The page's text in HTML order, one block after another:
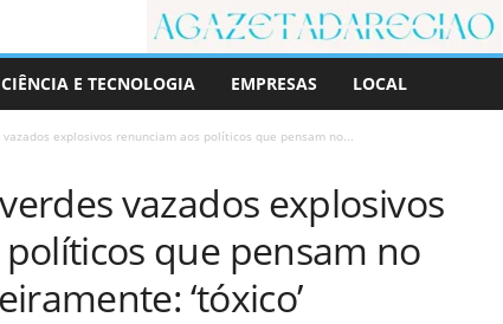
CIÊNCIA E TECNOLOGIA EMPRESAS LOCAL
explosivos renunciam aos políticos que pensam no...
vazados explosivos
que pensam no
‘tóxico’